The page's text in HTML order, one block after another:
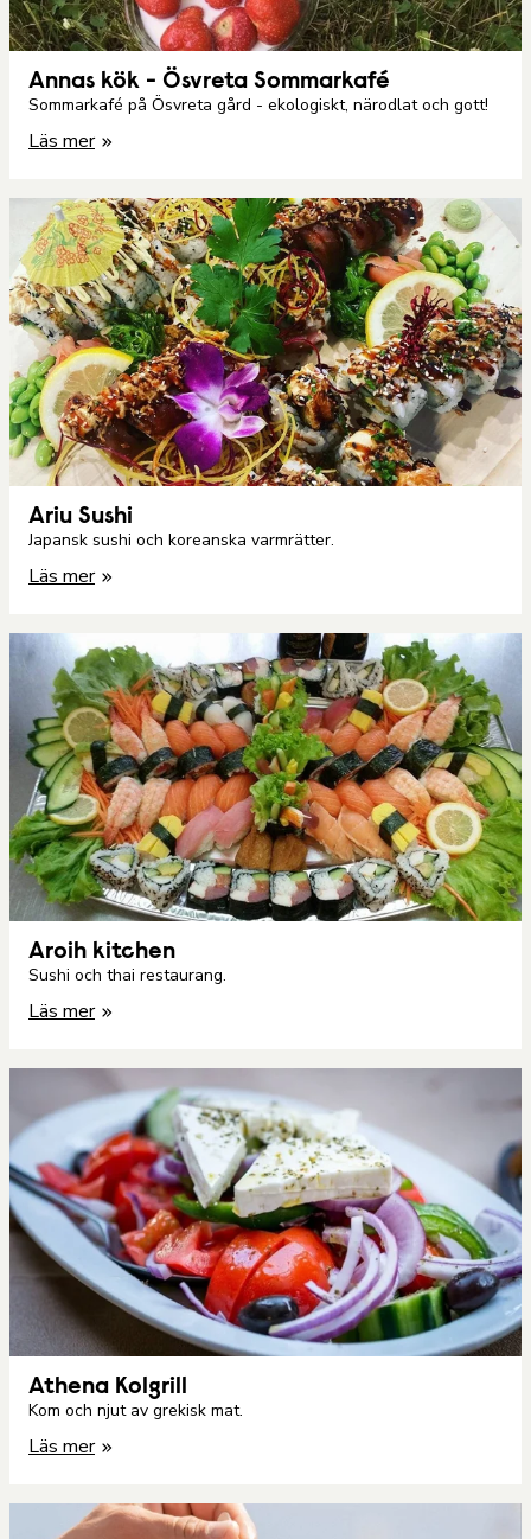
Annas kök - Ösvreta Sommarkafé
Sommarkafé på Ösvreta gård - ekologiskt, närodlat och gott!
Läs mer
Ariu Sushi
Japansk sushi och koreanska varmrätter.
Läs mer
Aroih kitchen
Sushi och thai restaurang.
Läs mer
Athena Kolgrill
Kom och njut av grekisk mat.
Läs mer